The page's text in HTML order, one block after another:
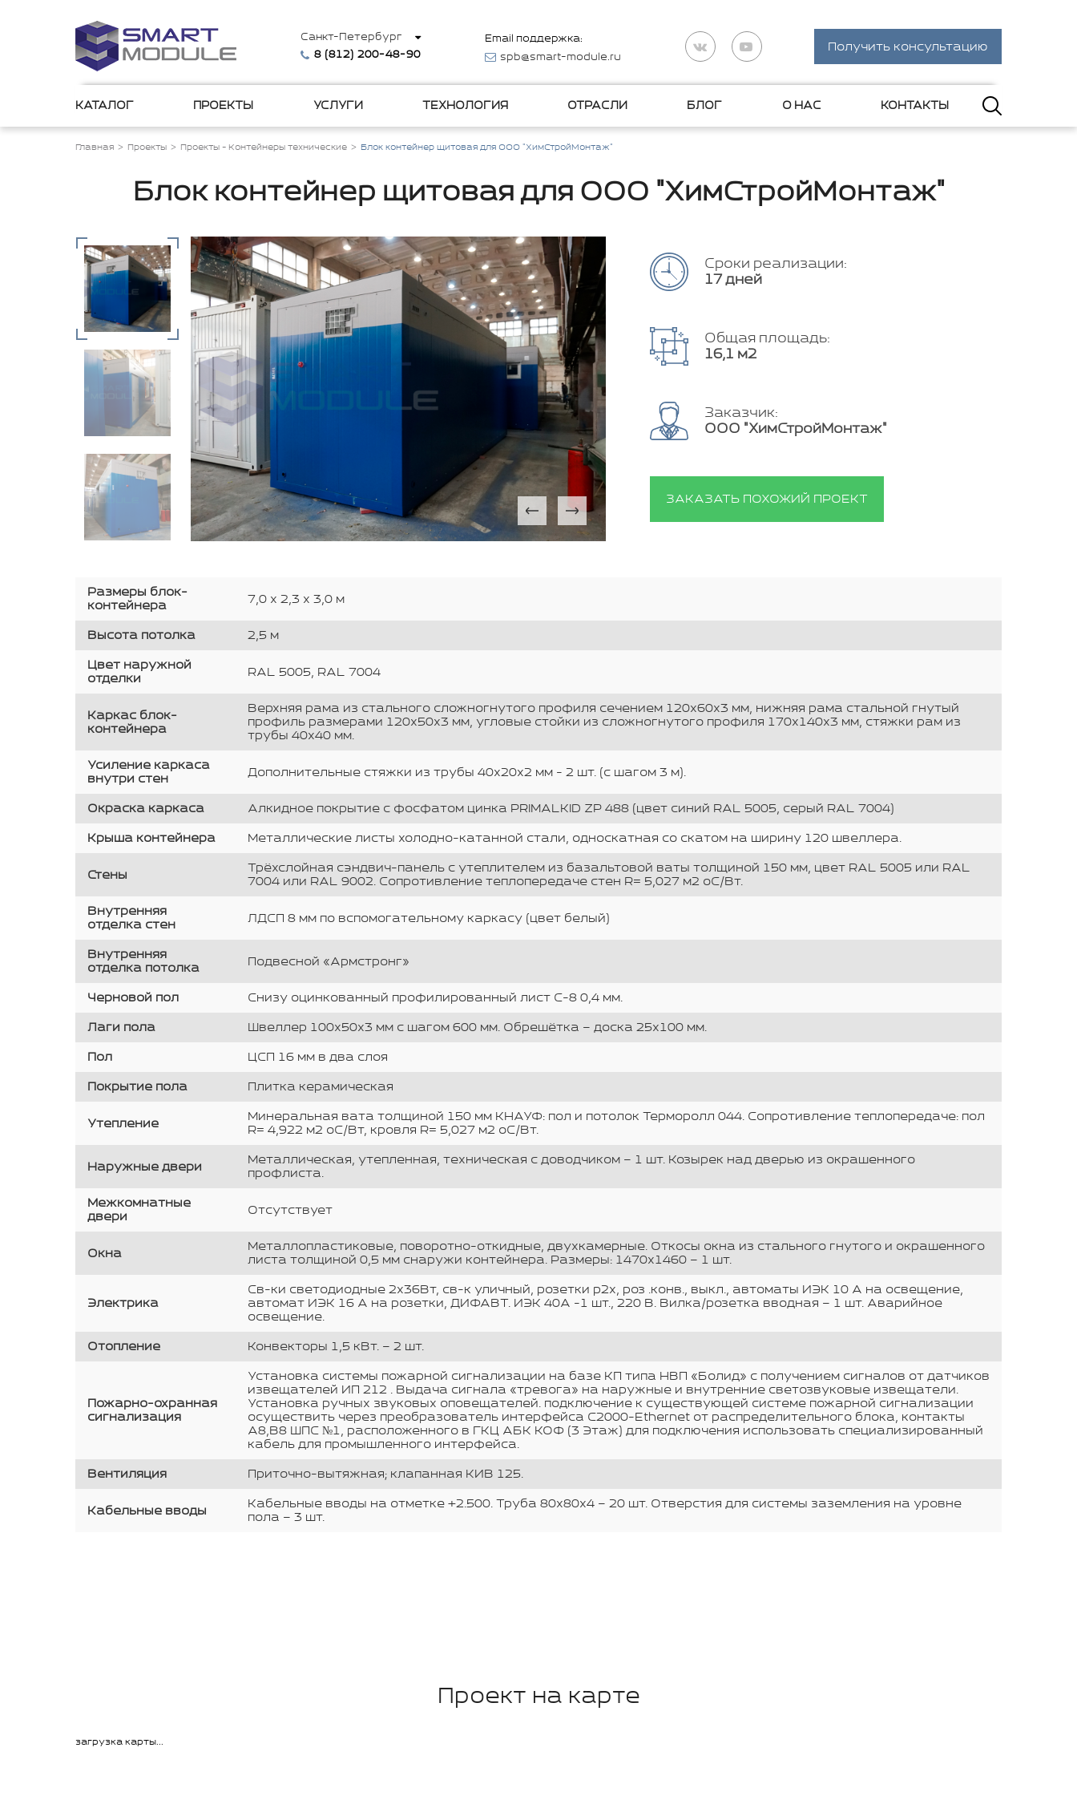
Санкт-Петербург
8 (812) 200-48-90
Email поддержка:
spb@smart-module.ru
Получить консультацию
КАТАЛОГ ПРОЕКТЫ УСЛУГИ ТЕХНОЛОГИЯ ОТРАСЛИ БЛОГ О НАС КОНТАКТЫ
Главная Проекты Проекты - Контейнеры технические Блок контейнер щитовая для ООО "ХимСтройМонтаж"
Блок контейнер щитовая для ООО "ХимСтройМонтаж"
Сроки реализации:
17 дней
Общая площадь:
16,1 м2
Заказчик:
ООО "ХимСтройМонтаж"
ЗАКАЗАТЬ ПОХОЖИЙ ПРОЕКТ
Размеры блок-
контейнера
7,0 х 2,3 х 3,0 м
Высота потолка 2,5 м
Цвет наружной
отделки
RAL 5005, RAL 7004
Каркас блок-
контейнера
Верхняя рама из стального сложногнутого профиля сечением 120х60х3 мм, нижняя рама стальной гнутый
профиль размерами 120х50х3 мм, угловые стойки из сложногнутого профиля 170х140х3 мм, стяжки рам из
трубы 40х40 мм.
Усиление каркаса
внутри стен
Дополнительные стяжки из трубы 40х20х2 мм - 2 шт. (с шагом 3 м).
Окраска каркаса Алкидное покрытие с фосфатом цинка PRIMALKID ZP 488 (цвет синий RAL 5005, серый RAL 7004)
Крыша контейнера Металлические листы холодно-катанной стали, односкатная со скатом на ширину 120 швеллера.
Стены
Трёхслойная сэндвич-панель с утеплителем из базальтовой ваты толщиной 150 мм, цвет RAL 5005 или RAL
7004 или RAL 9002. Сопротивление теплопередаче стен R= 5,027 м2 оС/Вт.
Внутренняя
отделка стен
ЛДСП 8 мм по вспомогательному каркасу (цвет белый)
Внутренняя
отделка потолка
Подвесной «Армстронг»
Черновой пол Снизу оцинкованный профилированный лист С-8 0,4 мм.
Лаги пола Швеллер 100х50х3 мм с шагом 600 мм. Обрешётка – доска 25х100 мм.
Пол ЦСП 16 мм в два слоя
Покрытие пола Плитка керамическая
Утепление
Минеральная вата толщиной 150 мм КНАУФ: пол и потолок Терморолл 044. Сопротивление теплопередаче: пол
R= 4,922 м2 оС/Вт, кровля R= 5,027 м2 оС/Вт.
Наружные двери
Металлическая, утепленная, техническая с доводчиком – 1 шт. Козырек над дверью из окрашенного
профлиста.
Межкомнатные
двери
Отсутствует
Окна
Металлопластиковые, поворотно-откидные, двухкамерные. Откосы окна из стального гнутого и окрашенного
листа толщиной 0,5 мм снаружи контейнера. Размеры: 1470х1460 – 1 шт.
Электрика
Св-ки светодиодные 2х36Вт, св-к уличный, розетки р2х, роз .конв., выкл., автоматы ИЭК 10 А на освещение,
автомат ИЭК 16 А на розетки, ДИФАВТ. ИЭК 40А -1 шт., 220 В. Вилка/розетка вводная – 1 шт. Аварийное
освещение.
Отопление Конвекторы 1,5 кВт. – 2 шт.
Пожарно-охранная
сигнализация
Установка системы пожарной сигнализации на базе КП типа НВП «Болид» с получением сигналов от датчиков
извещателей ИП 212 . Выдача сигнала «тревога» на наружные и внутренние светозвуковые извещатели.
Установка ручных звуковых оповещателей. подключение к существующей системе пожарной сигнализации
осуществить через преобразователь интерфейса С2000-Ethernet от распределительного блока, контакты
А8,В8 ШПС №1, расположенного в ГКЦ АБК КОФ (3 Этаж) для подключения использовать специализированный
кабель для промышленного интерфейса.
Вентиляция Приточно-вытяжная; клапанная КИВ 125.
Кабельные вводы
Кабельные вводы на отметке +2.500. Труба 80х80х4 – 20 шт. Отверстия для системы заземления на уровне
пола – 3 шт.
Проект на карте
загрузка карты...